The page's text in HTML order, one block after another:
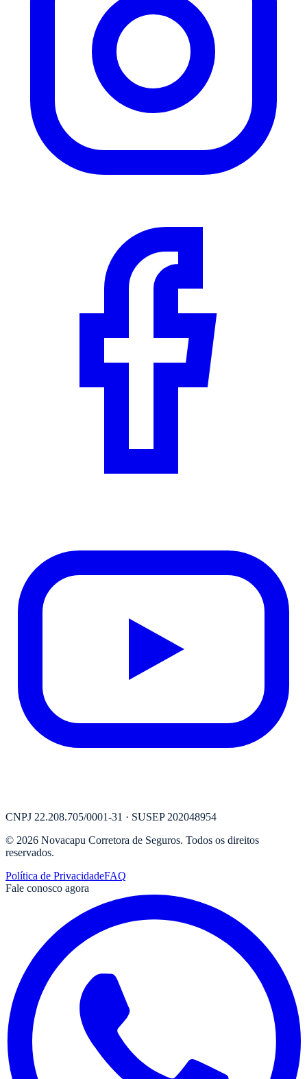
CNPJ 22.208.705/0001-31 · SUSEP 202048954
© 2026 Novacapu Corretora de Seguros. Todos os direitos
reservados.
Política de PrivacidadeFAQ
Fale conosco agora